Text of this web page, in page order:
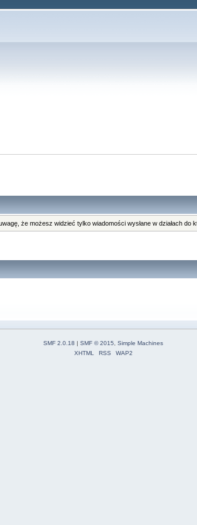
że możesz widzieć tylko wiadomości wysłane w działach do
SMF 2.0.18 SMF © 2015, Simple Machines
XHTML
RSS WAP2